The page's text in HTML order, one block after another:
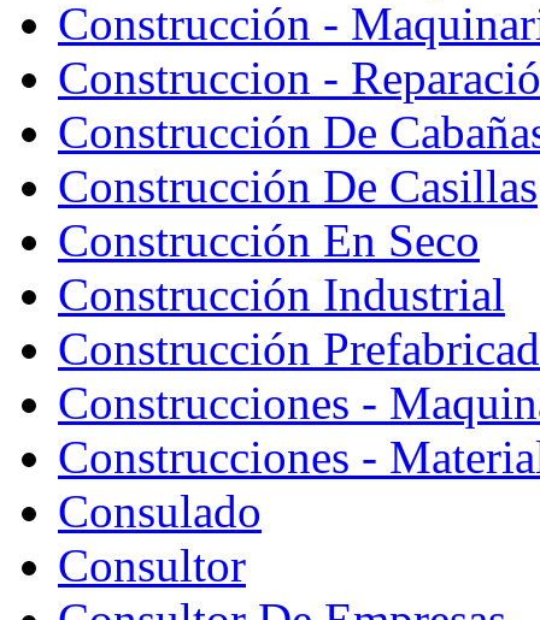
Construcción -
Construccion -
Construcción De
Construcción De Casillas
Construcción En Seco
Construcción Industrial
Construcción
Construcciones -
Construcciones -
Consulado
Consultor